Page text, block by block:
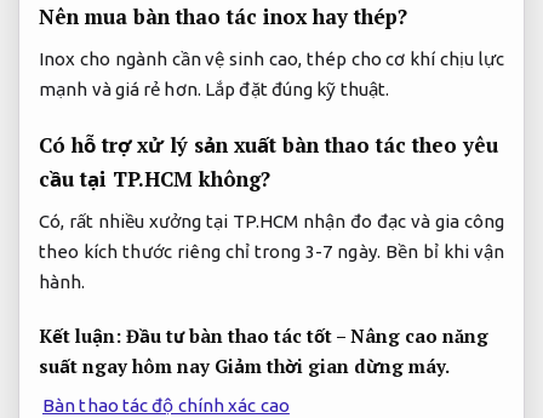
Nên mua bàn thao tác inox hay thép?
Inox cho ngành cần vệ sinh cao, thép cho cơ khí chịu lực
mạnh và giá rẻ hơn. Lắp đặt đúng kỹ thuật.
Có hỗ trợ xử lý sản xuất bàn thao tác theo yêu
cầu tại TP.HCM không?
Có, rất nhiều xưởng tại TP.HCM nhận đo đạc và gia công
theo kích thước riêng chỉ trong 3-7 ngày. Bền bỉ khi vận
hành.
Kết luận: Đầu tư bàn thao tác tốt – Nâng cao năng
suất ngay hôm nay Giảm thời gian dừng máy.
Bàn thao tác độ chính xác cao